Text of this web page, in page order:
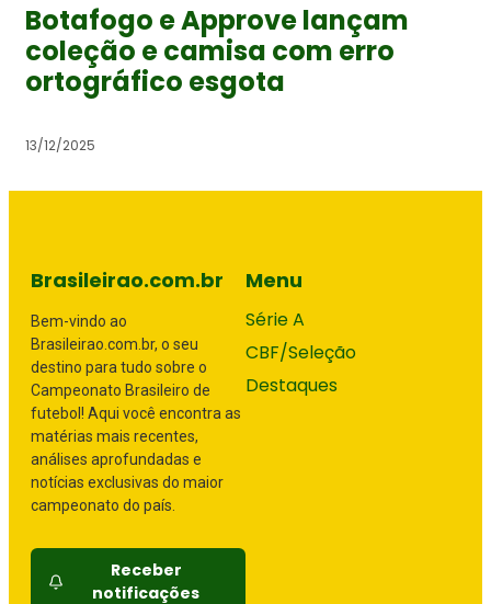
Botafogo e Approve lançam
coleção e camisa com erro
ortográfico esgota
13/12/2025
Brasileirao.com.br
Bem-vindo ao
Brasileirao.com.br, o seu
destino para tudo sobre o
Campeonato Brasileiro de
futebol! Aqui você encontra as
matérias mais recentes,
análises aprofundadas e
notícias exclusivas do maior
campeonato do país.
Receber
notificações
Menu
Série A
CBF/Seleção
Destaques